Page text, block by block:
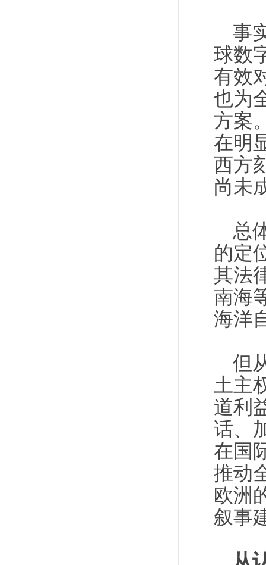
事
球数
有效
也为
方案
在明
西方
尚未
总
的定
其法
南海
海洋
但
土主
道利
话、
在国
推动
欧洲
叙事